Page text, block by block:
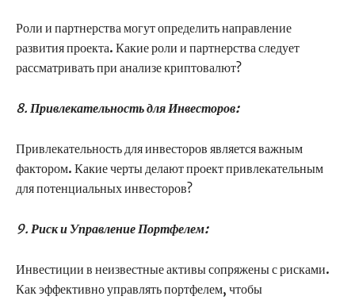
Роли и партнерства могут определить направление
развития проекта. Какие роли и партнерства следует
рассматривать при анализе криптовалют?
8. Привлекательность для Инвесторов:
Привлекательность для инвесторов является важным
фактором. Какие черты делают проект привлекательным
для потенциальных инвесторов?
9. Риск и Управление Портфелем:
Инвестиции в неизвестные активы сопряжены с рисками.
Как эффективно управлять портфелем, чтобы